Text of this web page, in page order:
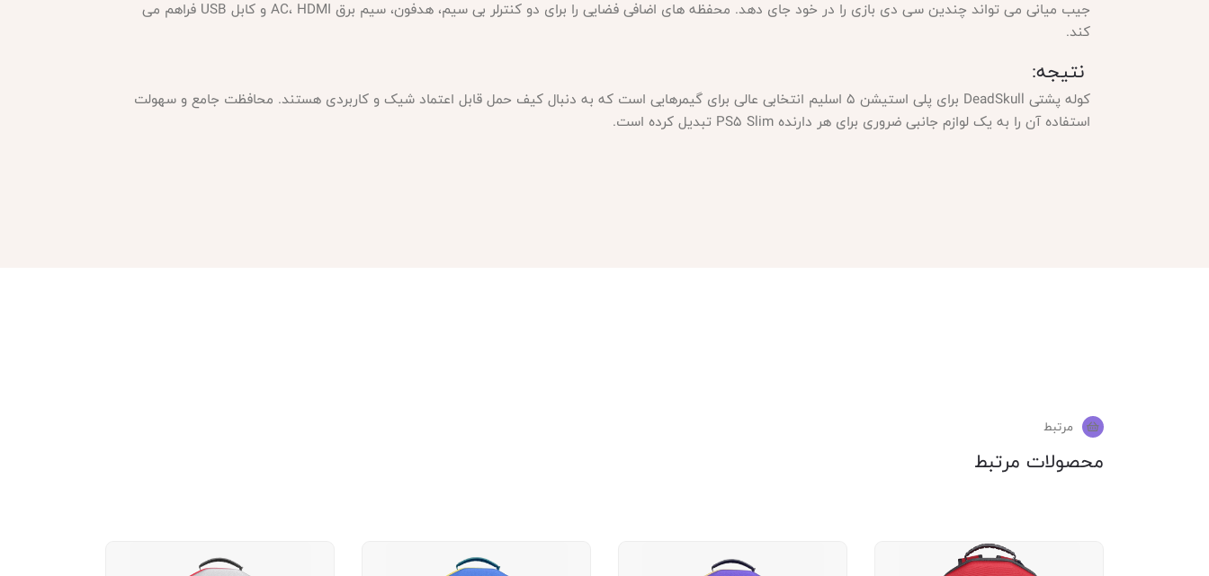
جیب میانی می تواند چندین سی دی بازی را در خود جای دهد. محفظه های اضافی فضایی را برای دو کنترلر بی سیم، هدفون، سیم برق AC، HDMI و کابل USB فراهم می
کند.
نتیجه:
کوله پشتی
DeadSkull برای پلی استیشن 5 اسلیم انتخابی عالی برای گیمرهایی است که به دنبال کیف حمل قابل اعتماد شیک و کاربردی هستند. محافظت جامع و سهولت
استفاده آن را به یک لوازم جانبی ضروری برای هر دارنده PS5 Slim تبدیل کرده است.
مرتبط
محصولات مرتبط